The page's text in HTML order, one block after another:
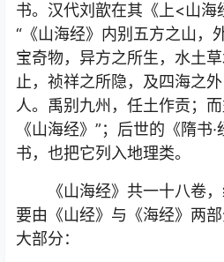
书。汉代刘歆在其《上<山海
“《山海经》内别五方之山，
宝奇物，异方之所生，水土
止，祯祥之所隐，及四海之
人。禹别九州，任土作贡；
《山海经》”；后世的《隋书
书，也把它列入地理类。
《山海经》共一十八卷
要由《山经》与《海经》两
大部分：